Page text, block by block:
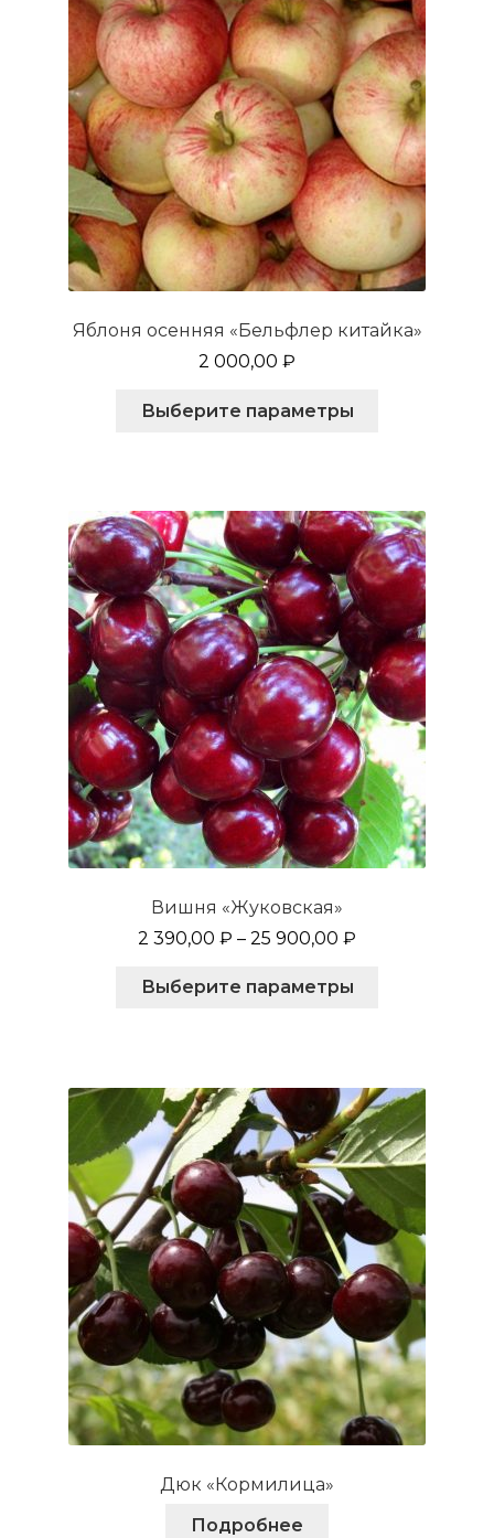
Яблоня осенняя «Бельфлер китайка»
2 000,00 ₽
Выберите параметры
можно
выбрать
на
странице
товара.
Вишня «Жуковская»
2 390,00 ₽ – 25 900,00 ₽
Выберите параметры
можно
выбрать
на
странице
товара.
Дюк «Кормилица»
Подробнее